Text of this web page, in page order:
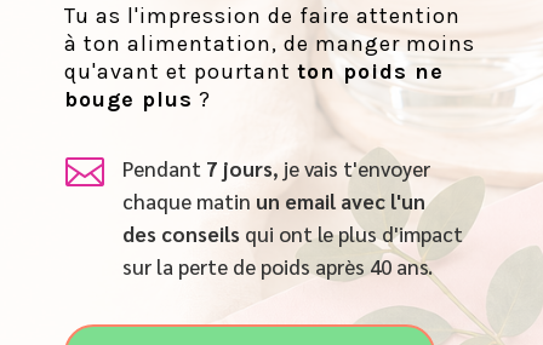
Tu as l'impression de faire attention
à ton alimentation, de manger moins
qu'avant et pourtantton poids ne
bouge plus ?
 Pendant 7 jours, je vais t'envoyer
chaque matin un email avec l'un
des conseils qui ont le plus d'impact
sur la perte de poids après 40 ans.